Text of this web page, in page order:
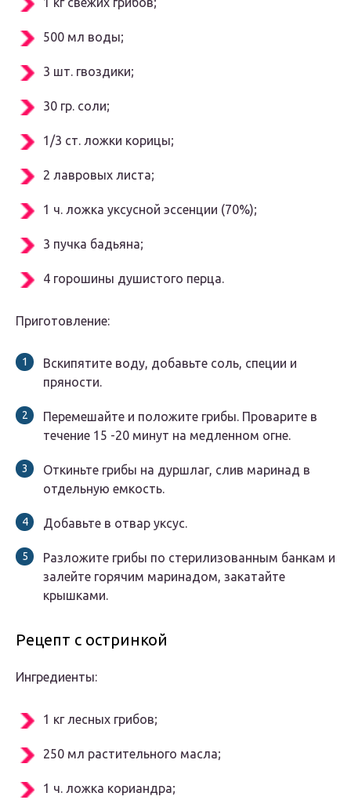
500 мл воды;
3 шт. гвоздики;
30 гр. соли;
1/3 ст. ложки корицы;
2 лавровых листа;
1 ч. ложка уксусной эссенции (70%);
3 пучка бадьяна;
4 горошины душистого перца.
Приготовление:
Вскипятите воду, добавьте соль, специи и
пряности.
Перемешайте и положите грибы. Проварите в
течение 15 -20 минут на медленном огне.
Откиньте грибы на дуршлаг, слив маринад в
отдельную емкость.
Добавьте в отвар уксус.
Разложите грибы по стерилизованным банкам и
залейте горячим маринадом, закатайте
крышками.
Рецепт с остринкой
Ингредиенты:
1 кг лесных грибов;
250 мл растительного масла;
1 ч. ложка кориандра;